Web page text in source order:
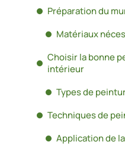
Préparation du
Matériaux
Choisir la bonne
intérieur
Types de
Techniques de
Application de